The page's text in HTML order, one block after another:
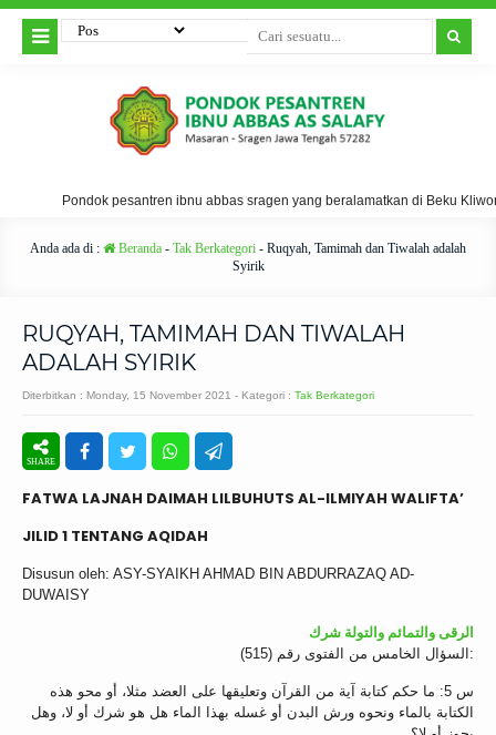
Pondok pesantren ibnu abbas sragen yang beralamatkan di Beku Kliwonan
Anda ada di : Beranda - Tak Berkategori - Ruqyah, Tamimah dan Tiwalah adalah
Syirik
RUQYAH, TAMIMAH DAN TIWALAH
ADALAH SYIRIK
Diterbitkan : Monday, 15 November 2021 - Kategori : Tak Berkategori
FATWA LAJNAH DAIMAH LILBUHUTS AL-ILMIYAH WALIFTA’
JILID 1 TENTANG AQIDAH
Disusun oleh: ASY-SYAIKH AHMAD BIN ABDURRAZAQ AD-
DUWAISY
الرقى والتمائم والتولة شرك
السؤال الخامس من الفتوى رقم (515):
س 5: ما حكم كتابة آية من القرآن وتعليقها على العضد مثلا، أو محو هذه
الكتابة بالماء ونحوه ورش البدن أو غسله بهذا الماء هل هو شرك أو لا، وهل